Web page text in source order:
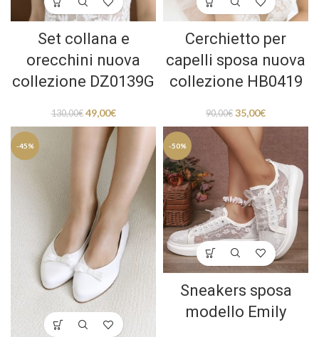
Set collana e
orecchini nuova
collezione DZ0139G
130,00€ 49,00€
Cerchietto per
capelli sposa nuova
collezione HB0419
90,00€ 35,00€
-45% -50%
Sneakers sposa
modello Emily